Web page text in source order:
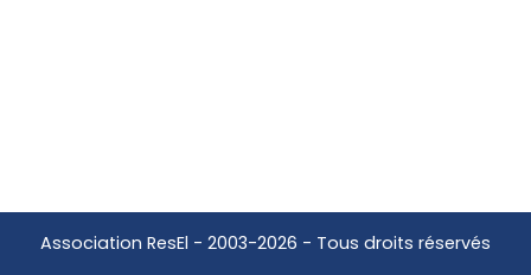
Association ResEl - 2003-2026 - Tous droits réservés